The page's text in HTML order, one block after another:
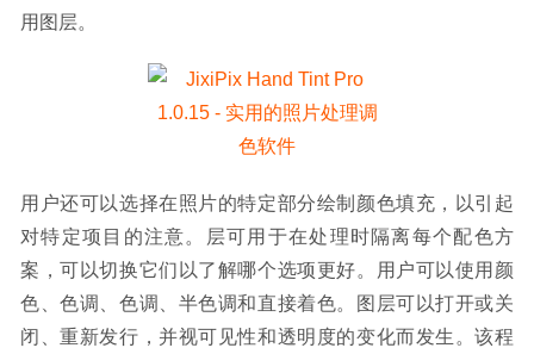
用图层。
用户还可以选择在照片的特定部分绘制颜色填充，以引起
对特定项目的注意。层可用于在处理时隔离每个配色方
案，可以切换它们以了解哪个选项更好。用户可以使用颜
色、色调、色调、半色调和直接着色。图层可以打开或关
闭、重新发行，并视可见性和透明度的变化而发生。该程